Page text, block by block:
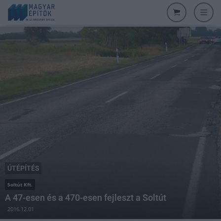
ÚTÉPÍTÉS
Soltút Kft.
A 47-esen és a 470-esen fejleszt a Soltút
2016.12.01